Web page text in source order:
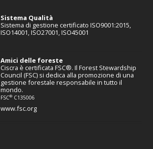
Sistema Qualità
Sistema di gestione certificato ISO9001:2015,
ISO14001, ISO27001, ISO45001
Amici delle foreste
Ciscra è certificata FSC®. Il Forest Stewardship
Council (FSC) si dedica alla promozione di una
gestione forestale responsabile in tutto il
mondo.
FSC® C135006
www.fsc.org